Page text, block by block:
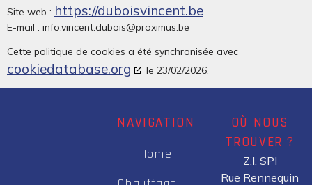
Site web : https://duboisvincent.be
E-mail : info.vincent.dubois@proximus.be
Cette politique de cookies a été synchronisée avec
cookiedatabase.org le 23/02/2026.
NAVIGATION
Home
OÙ NOUS
TROUVER ?
Z.I. SPI
Rue Rennequin